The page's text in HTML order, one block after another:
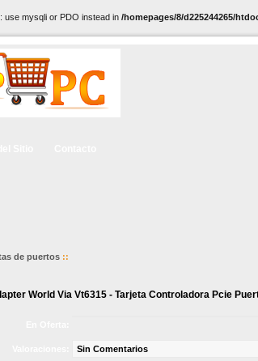
use mysqli or PDO instead in /homepages/8/d225244265/
de puertos ::
World Via Vt6315 - Tarjeta Controladora Pcie
Sin Comentarios